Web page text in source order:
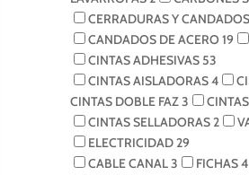
CERRADURAS Y CANDADOS
CANDADOS DE ACERO 19
CINTAS ADHESIVAS 53
CINTAS AISLADORAS4
CINTAS DOBLE FAZ3
CINTAS SELLADORAS2
ELECTRICIDAD29
CABLE CANAL3 FICHAS4